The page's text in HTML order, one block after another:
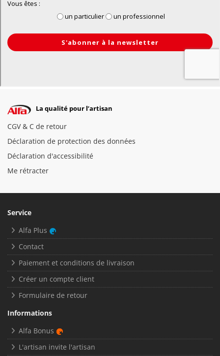
La qualité pour l’artisan
CGV & C de retour
Déclaration de protection des données
Déclaration d'accessibilité
Me rétracter
Service
Alfa Plus
Contact
Paiement et conditions de livraison
Créer un compte client
Formulaire de retour
Informations
Alfa Bonus
L'artisan invite l'artisan